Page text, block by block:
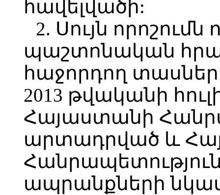
հավելվածի:
2. Սույն որոշումն
պաշտոնական
հաջորդող
2013 թվականի
Հայաստանի
արտադրված և
ապրանքների